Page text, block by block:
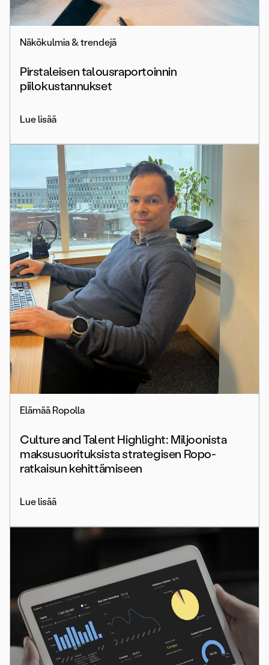
Näkökulmia & trendejä
Pirstaleisen talousraportoinnin
piilokustannukset
Lue lisää
Elämää Ropolla
Culture and Talent Highlight: Miljoonista
maksusuorituksista strategisen Ropo-
ratkaisun kehittämiseen
Lue lisää